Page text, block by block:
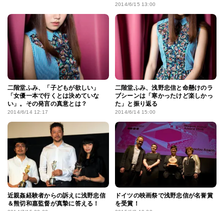
2014/6/15 13:00
二階堂ふみ、「子どもが欲しい」
「女優一本で行くとは決めていな
い」。その発言の真意とは？
2014/6/14 12:17
二階堂ふみ、浅野忠信と命懸けのラ
ブシーンは「寒かったけど楽しかっ
た」と振り返る
2014/6/14 15:00
近親姦経験者からの訴えに浅野忠信
＆熊切和嘉監督が真摯に答える！
ドイツの映画祭で浅野忠信が名誉賞
を受賞！